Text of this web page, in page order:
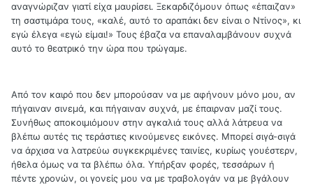
αναγνώριζαν γιατί είχα μαυρίσει. Ξεκαρδιζόμουν όπως «έπαιζαν»
τη σαστιμάρα τους, «καλέ, αυτό το αραπάκι δεν είναι ο Ντίνος», κι
εγώ έλεγα «εγώ είμαι!» Τους έβαζα να επαναλαμβάνουν συχνά
αυτό το θεατρικό την ώρα που τρώγαμε.
Από τον καιρό που δεν μπορούσαν να με αφήνουν μόνο μου, αν
πήγαιναν σινεμά, και πήγαιναν συχνά, με έπαιρναν μαζί τους.
Συνήθως αποκοιμιόμουν στην αγκαλιά τους αλλά λάτρευα να
βλέπω αυτές τις τεράστιες κινούμενες εικόνες. Μπορεί σιγά-σιγά
να άρχισα να λατρεύω συγκεκριμένες ταινίες, κυρίως γουέστερν,
ήθελα όμως να τα βλέπω όλα. Υπήρξαν φορές, τεσσάρων ή
πέντε χρονών, οι γονείς μου να με τραβολογάν να με βγάλουν